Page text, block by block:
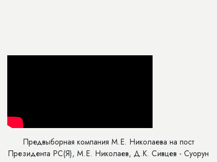
Предвыборная компания М.Е. Николаева на пост
Президента РС(Я), М.Е. Николаев, Д.К. Сивцев - Суорун